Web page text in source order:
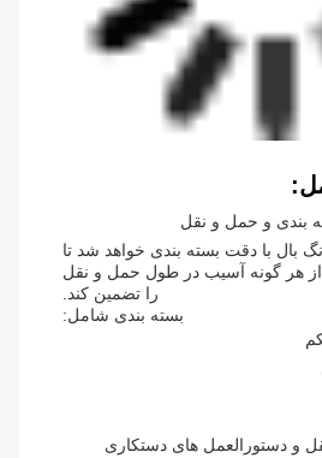
بندی و حمل و نقل
بال با دقت بسته بندی خواهد شد تا
هر گونه آسیب در طول حمل و نقل
را تضمین کند.
بسته بندی شامل:
و دستورالعمل های دستکاری